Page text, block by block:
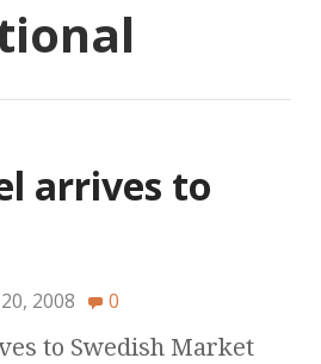
arrives to
2008 0
to Swedish Market